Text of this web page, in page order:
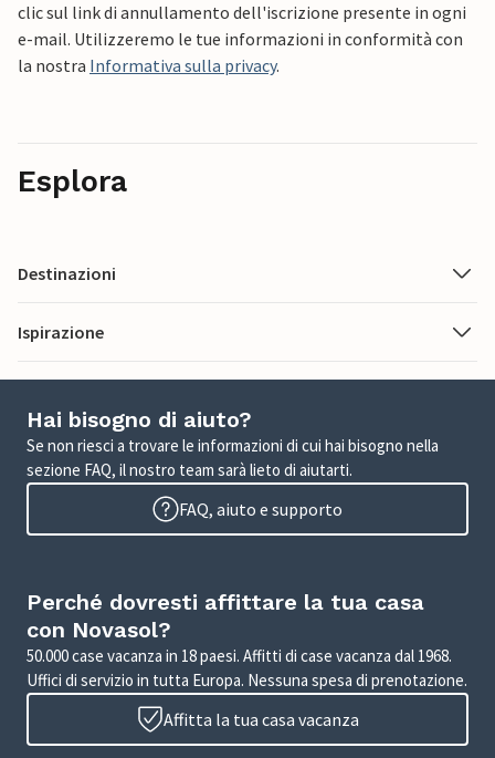
clic sul link di annullamento dell'iscrizione presente in ogni
e-mail. Utilizzeremo le tue informazioni in conformità con
la nostra Informativa sulla privacy.
Esplora
Destinazioni
Ispirazione
Hai bisogno di aiuto?
Se non riesci a trovare le informazioni di cui hai bisogno nella
sezione FAQ, il nostro team sarà lieto di aiutarti.
FAQ, aiuto e supporto
Perché dovresti affittare la tua casa
con Novasol?
50.000 case vacanza in 18 paesi. Affitti di case vacanza dal 1968.
Uffici di servizio in tutta Europa. Nessuna spesa di prenotazione.
Affitta la tua casa vacanza